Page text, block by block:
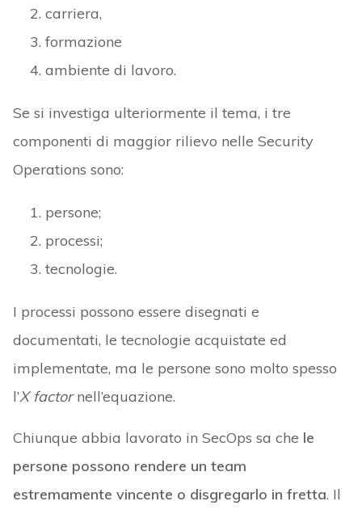
carriera,
formazione
ambiente di lavoro.
Se si investiga ulteriormente il tema, i tre
componenti di maggior rilievo nelle Security
Operations sono:
persone;
processi;
tecnologie.
I processi possono essere disegnati e
documentati, le tecnologie acquistate ed
implementate, ma le persone sono molto spesso
l’X factornell’equazione.
Chiunque abbia lavorato in SecOps sa che le
persone possono rendere un team
estremamente vincente o disgregarlo in fretta. Il